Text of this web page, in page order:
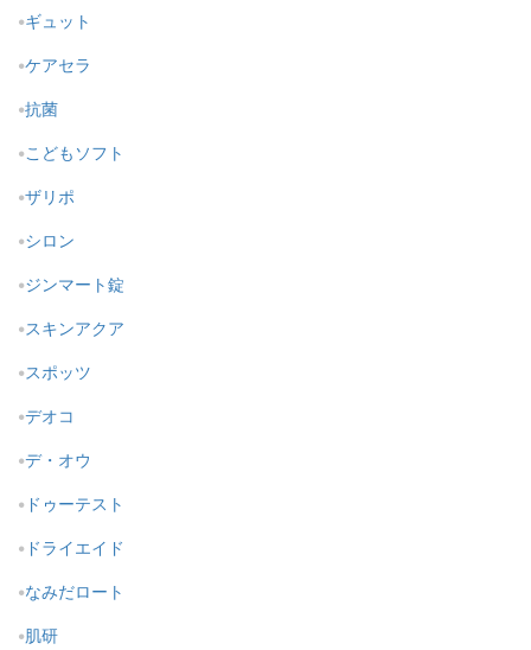
ギュット
ケアセラ
抗菌
こどもソフト
ザリポ
シロン
ジンマート錠
スキンアクア
スポッツ
デオコ
デ・オウ
ドゥーテスト
ドライエイド
なみだロート
肌研